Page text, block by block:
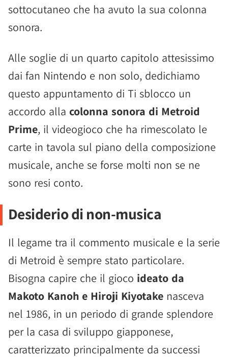
sottocutaneo che ha avuto la sua colonna
sonora.
Alle soglie di un quarto capitolo attesissimo
dai fan Nintendo e non solo, dedichiamo
questo appuntamento di Ti sblocco un
accordo alla colonna sonora di Metroid
Prime, il videogioco che ha rimescolato le
carte in tavola sul piano della composizione
musicale, anche se forse molti non se ne
sono resi conto.
Desiderio di non-musica
Il legame tra il commento musicale e la serie
di Metroid è sempre stato particolare.
Bisogna capire che il gioco ideato da
Makoto Kanoh e Hiroji Kiyotake nasceva
nel 1986, in un periodo di grande splendore
per la casa di sviluppo giapponese,
caratterizzato principalmente da successi